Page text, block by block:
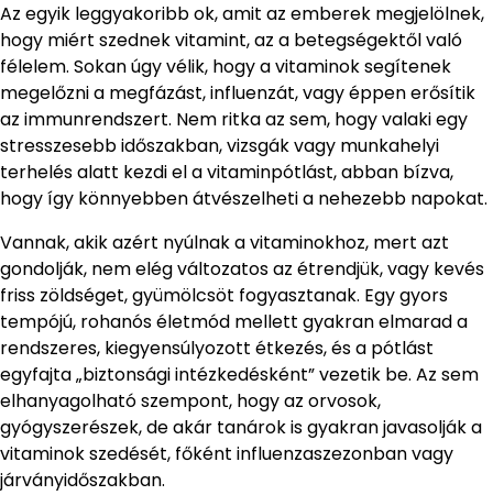
Az egyik leggyakoribb ok, amit az emberek megjelölnek,
hogy miért szednek vitamint, az a betegségektől való
félelem. Sokan úgy vélik, hogy a vitaminok segítenek
megelőzni a megfázást, influenzát, vagy éppen erősítik
az immunrendszert. Nem ritka az sem, hogy valaki egy
stresszesebb időszakban, vizsgák vagy munkahelyi
terhelés alatt kezdi el a vitaminpótlást, abban bízva,
hogy így könnyebben átvészelheti a nehezebb napokat.
Vannak, akik azért nyúlnak a vitaminokhoz, mert azt
gondolják, nem elég változatos az étrendjük, vagy kevés
friss zöldséget, gyümölcsöt fogyasztanak. Egy gyors
tempójú, rohanós életmód mellett gyakran elmarad a
rendszeres, kiegyensúlyozott étkezés, és a pótlást
egyfajta „biztonsági intézkedésként” vezetik be. Az sem
elhanyagolható szempont, hogy az orvosok,
gyógyszerészek, de akár tanárok is gyakran javasolják a
vitaminok szedését, főként influenzaszezonban vagy
járványidőszakban.